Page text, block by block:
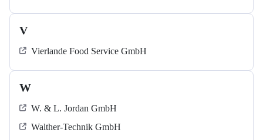
V
Vierlande Food Service GmbH
W
W. & L. Jordan GmbH
Walther-Technik GmbH